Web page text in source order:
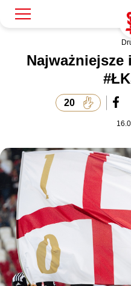
Klub
Akademia
Biznes
Dla mediów
Najważniejsze
20